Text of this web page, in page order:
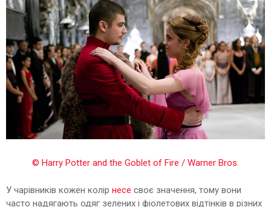
© Harry Potter and the Goblet of Fire / Warner Bros.
У чарівників кожен колір несе своє значення, тому вони
часто надягають одяг зелених і фіолетових відтінків в різних